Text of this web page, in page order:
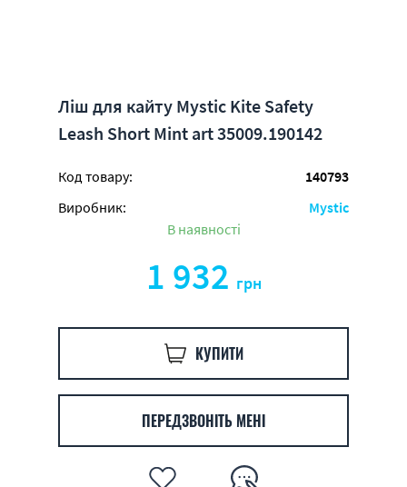
Ліш для кайту Mystic Kite Safety
Leash Short Mint art 35009.190142
Код товару:
140793
Виробник:
Mystic
В наявності
1 932 грн
КУПИТИ
ПЕРЕДЗВОНІТЬ МЕНІ